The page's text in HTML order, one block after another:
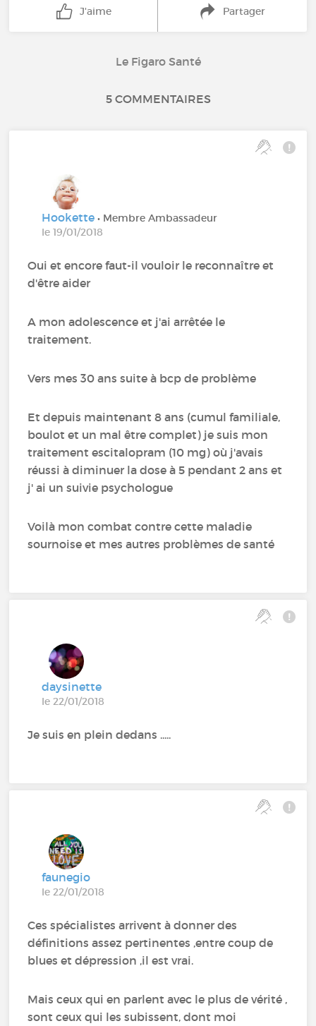
J'aime Partager
Le Figaro Santé
5 COMMENTAIRES
Hookette• Membre Ambassadeur
le 19/01/2018
Oui et encore faut-il vouloir le reconnaître et
d'être aider
A mon adolescence et j'ai arrêtée le
traitement.
Vers mes 30 ans suite à bcp de problème
Et depuis maintenant 8 ans (cumul familiale,
boulot et un mal être complet) je suis mon
traitement escitalopram (10 mg) où j'avais
réussi à diminuer la dose à 5 pendant 2 ans et
j' ai un suivie psychologue
Voilà mon combat contre cette maladie
sournoise et mes autres problèmes de santé
daysinette
le 22/01/2018
Je suis en plein dedans .....
faunegio
le 22/01/2018
Ces spécialistes arrivent à donner des
définitions assez pertinentes ,entre coup de
blues et dépression ,il est vrai.
Mais ceux qui en parlent avec le plus de vérité ,
sont ceux qui les subissent, dont moi